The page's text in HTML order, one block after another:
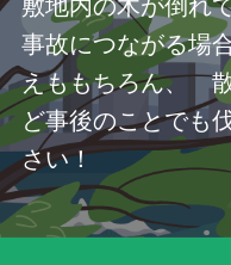
事故につながる場
えももちろん、
ど事後のことでも
さい！